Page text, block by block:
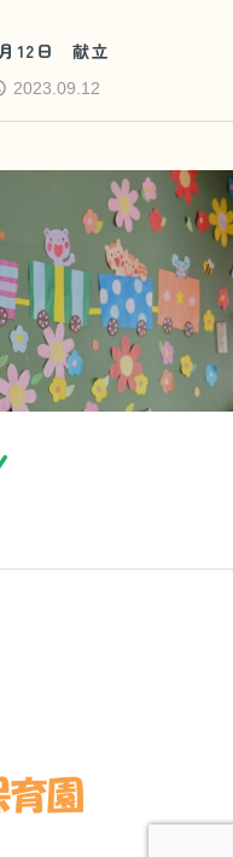
12日 献立
2023.09.12